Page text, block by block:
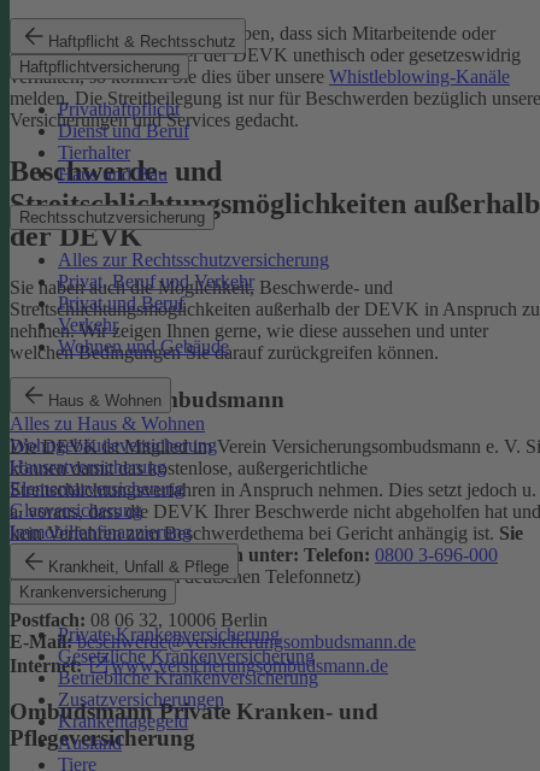
Haftpflicht & Rechtsschutz
Haftpflichtversicherung
Privathaftpflicht
Dienst und Beruf
Tierhalter
Haus und Bau
Rechtsschutzversicherung
Alles zur Rechtsschutzversicherung
Privat, Beruf und Verkehr
Privat und Beruf
Verkehr
Wohnen und Gebäude
Haus & Wohnen
Alles zu Haus & Wohnen
Wohngebäudeversicherung
Hausratversicherung
Elementarversicherung
Glasversicherung
Immobilienfinanzierung
Krankheit, Unfall & Pflege
Krankenversicherung
Private Krankenversicherung
Gesetzliche Krankenversicherung
Betriebliche Krankenversicherung
Zusatzversicherungen
Krankentagegeld
Ausland
Tiere
Wenn Sie Kenntnis darüber haben, dass sich Mitarbeitende oder
Partnerinnen und Partner der DEVK unethisch oder gesetzeswidrig
verhalten, so können Sie dies über unsere Whistleblowing-Kanäle
melden. Die Streitbeilegung ist nur für Beschwerden bezüglich
Versicherungen und Services gedacht.
Beschwerde- und
Streitschlichtungsmöglichkeiten außerhalb
der DEVK
Sie haben auch die Möglichkeit, Beschwerde- und
Streitschlichtungsmöglichkeiten außerhalb der DEVK in Anspruch zu
nehmen. Wir zeigen Ihnen gerne, wie diese aussehen und unter
welchen Bedingungen Sie darauf zurückgreifen können.
Versicherungsombudsmann
Die DEVK ist Mitglied im Verein Versicherungsombudsmann e. V.
können damit das kostenlose, außergerichtliche
Streitschlichtungsverfahren in Anspruch nehmen. Dies setzt jedoch u.
a. voraus, dass die DEVK Ihrer Beschwerde nicht abgeholfen hat und
kein Verfahren zum Beschwerdethema bei Gericht anhängig ist. Sie
erreichen den Ombudsmann unter: Telefon: 0800 3-696-000
(gebührenfrei aus dem deutschen Telefonnetz)
Fax:0800 3-699-000
Postfach: 08 06 32, 10006 Berlin
E-Mail:beschwerde@versicherungsombudsmann.de
Internet:
www.versicherungsombudsmann.de
Ombudsmann Private Kranken- und
Pflegeversicherung